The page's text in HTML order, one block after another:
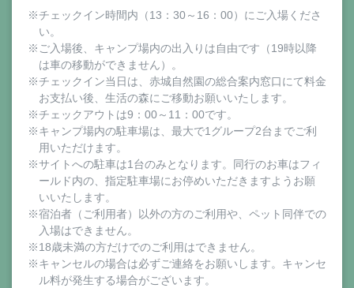
※チェックイン時間内（13：30～16：00）にご入場くださ
い。
※ご入場後、キャンプ場内の出入りは自由です（19時以降
は車の移動ができません）。
※チェックイン当日は、赤城自然園の総合案内窓口にて料金
お支払い後、生活の森にご移動お願いいたします。
※チェックアウトは9：00～11：00です。
※キャンプ場内の駐車場は、最大で1グループ2台までご利
用いただけます。
※サイトへの駐車は1台のみとなります。同行のお車はフィ
ールド内の、指定駐車場にお停めいただきますようお願
いいたします。
※宿泊者（ご利用者）以外の方のご利用や、ペット同伴での
入場はできません。
※18歳未満の方だけでのご利用はできません。
※キャンセルの場合は必ずご連絡をお願いします。キャンセ
ル料が発生する場合がございます。